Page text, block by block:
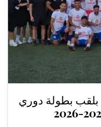
بلقب بطولة دوري